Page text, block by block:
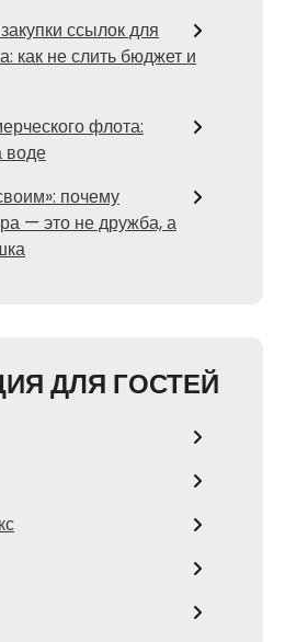
ссылок для
как не слить бюджет и
флота:
воде
почему
— это не дружба, а
ДЛЯ ГОСТЕЙ